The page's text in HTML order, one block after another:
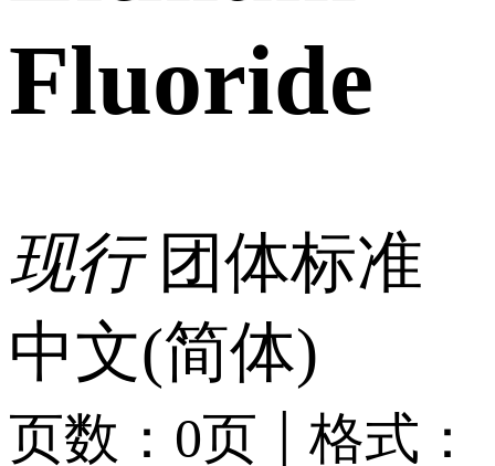
Fluoride
现行 团体标准
中文(简体)
页数：0页 | 格式：